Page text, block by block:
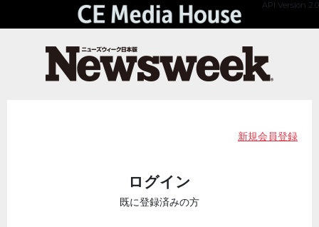
API Version 2.0
新規会員登録
ログイン
既に登録済みの方